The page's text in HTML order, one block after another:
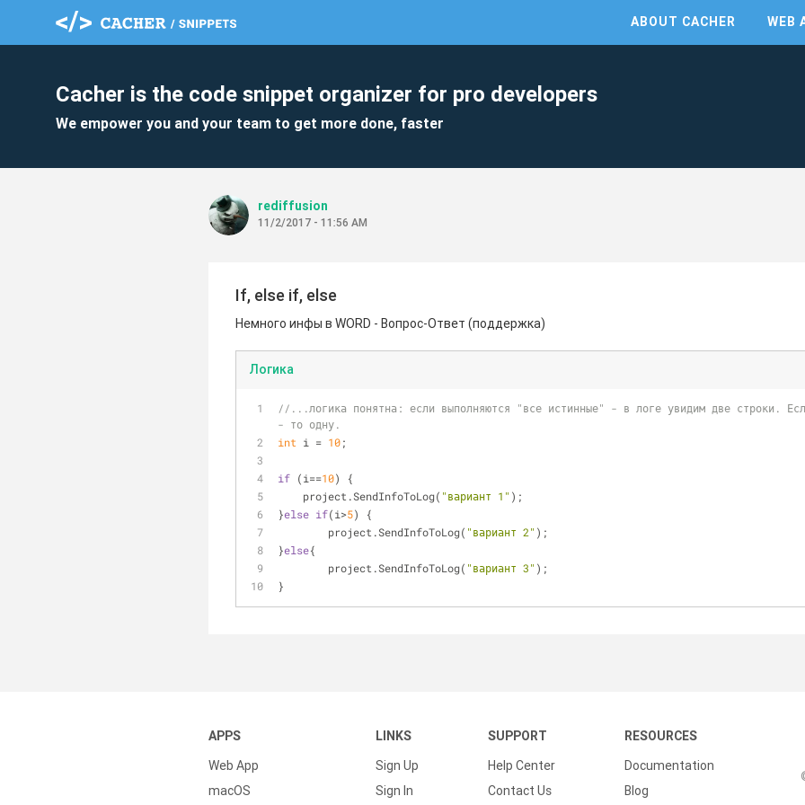
ABOUT CACHER WEB
Cacher is the code snippet organizer for pro developers
We empower you and your team to get more done, faster
rediffusion
11/2/2017 - 11:56 AM
If, else if, else
Немного инфы в WORD - Вопрос-Ответ (поддержка)
Логика
//...логика понятна: если выполняются "все истинные" - в логе увидим две строки.
- то одну.
int i = 10;
if (i==10) {
    project.SendInfoToLog(
"вариант 1" );
}else if(i>5) {
	project.SendInfoToLog(
"вариант 2"
}else
	project.SendInfoToLog(
"вариант 3" );
}
APPS
Web App
macOS
LINKS
Sign Up
Sign In
SUPPORT
Help Center
Contact Us
RESOURCES
Documentation
Blog